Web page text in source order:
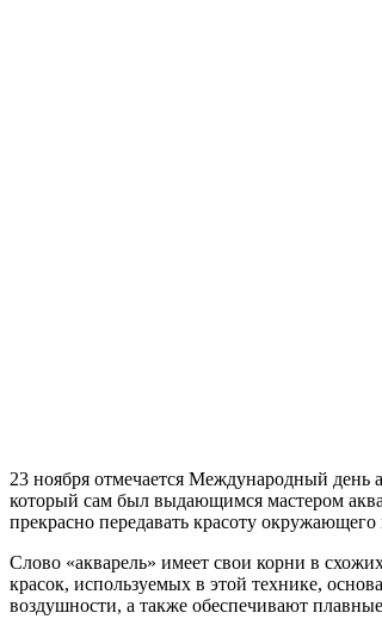
23 ноября отмечается Международный
который сам был выдающимся мастером
прекрасно передавать красоту окружающего
Слово «акварель» имеет свои корни в
красок, используемых в этой технике,
воздушности, а также обеспечивают